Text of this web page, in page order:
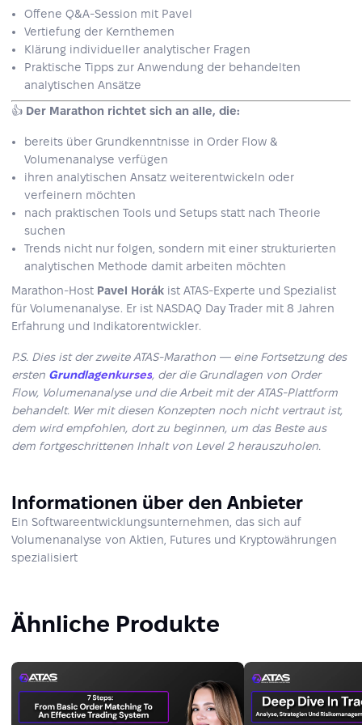
Offene Q&A-Session mit Pavel
Vertiefung der Kernthemen
Klärung individueller analytischer Fragen
Praktische Tipps zur Anwendung der behandelten
analytischen Ansätze
👍 Der Marathon richtet sich an alle, die:
bereits über Grundkenntnisse in Order Flow &
Volumenanalyse verfügen
ihren analytischen Ansatz weiterentwickeln oder
verfeinern möchten
nach praktischen Tools und Setups statt nach Theorie
suchen
Trends nicht nur folgen, sondern mit einer strukturierten
analytischen Methode damit arbeiten möchten
Marathon-Host Pavel Horák ist ATAS-Experte und Spezialist
für Volumenanalyse. Er ist NASDAQ Day Trader mit 8 Jahren
Erfahrung und Indikatorentwickler.
P.S. Dies ist der zweite ATAS-Marathon — eine Fortsetzung des
ersten Grundlagenkurses, der die Grundlagen von Order
Flow, Volumenanalyse und die Arbeit mit der ATAS-Plattform
behandelt. Wer mit diesen Konzepten noch nicht vertraut ist,
dem wird empfohlen, dort zu beginnen, um das Beste aus
dem fortgeschrittenen Inhalt von Level 2 herauszuholen.
Informationen über den Anbieter
Ein Softwareentwicklungsunternehmen, das sich auf
Volumenanalyse von Aktien, Futures und Kryptowährungen
spezialisiert
Ähnliche Produkte